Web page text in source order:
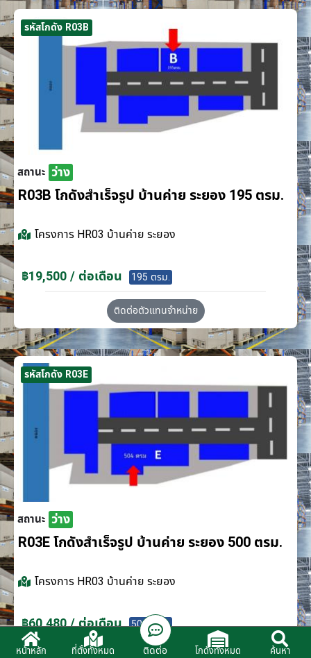
รหัสโกดัง R03B
สถานะ ว่าง
R03B โกดังสำเร็จรูป บ้านค่าย ระยอง 195 ตรม.
โครงการ HR03 บ้านค่าย ระยอง
฿19,500 / ต่อเดือน 195 ตรม.
ติดต่อตัวแทนจำหน่าย
รหัสโกดัง R03E
สถานะ ว่าง
R03E โกดังสำเร็จรูป บ้านค่าย ระยอง 500 ตรม.
โครงการ HR03 บ้านค่าย ระยอง
฿60,480 / ต่อเดือน 500 ตรม.
หน้าหลัก ที่ตั้งทั้งหมด ติดต่อ โกดังทั้งหมด ค้นหา